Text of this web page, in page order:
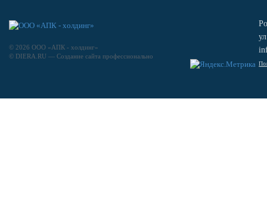
© 2026 ООО «АПК - холдинг»
© DIERA.RU — Создание сайта профессионально